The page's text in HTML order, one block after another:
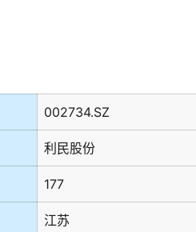
002734.SZ
利民股份
177
江苏